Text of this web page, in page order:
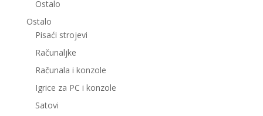
Ostalo
Ostalo
Pisaći strojevi
Računaljke
Računala i konzole
Igrice za PC i konzole
Satovi